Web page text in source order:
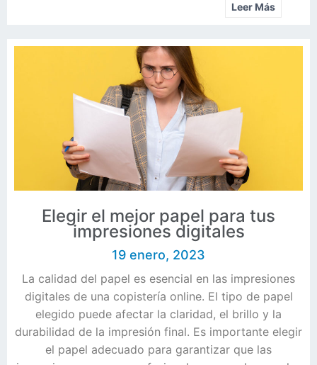
Leer Más
Elegir el mejor papel para tus
impresiones digitales
19 enero, 2023
La calidad del papel es esencial en las impresiones
digitales de una copistería online. El tipo de papel
elegido puede afectar la claridad, el brillo y la
durabilidad de la impresión final. Es importante elegir
el papel adecuado para garantizar que las